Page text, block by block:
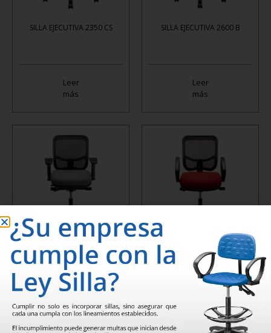
SILLA EJECUTIVA 2350 CS
Leer
más
SILLA EJECUTIVA 2600 B
Leer
más
SILLA EJECUTIVA 2600 CA
Leer
más
SILLA EJECUTIVA 2600 CB
más